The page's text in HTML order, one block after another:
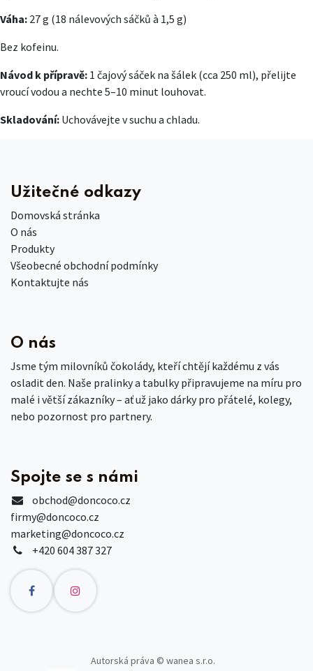
Váha: 27 g (18 nálevových sáčků à 1,5 g)
Bez kofeinu.
Návod k přípravě: 1 čajový sáček na šálek (cca 250 ml), přelijte
vroucí vodou a nechte 5–10 minut louhovat.
Skladování: Uchovávejte v suchu a chladu.
Užitečné odkazy
Domovská stránka
O nás
Produkty
Všeobecné obchodní podmínky
Kontaktujte nás
O nás
Jsme tým milovníků čokolády, kteří chtějí každému z vás
osladit den. Naše pralinky a tabulky připravujeme na míru pro
malé i větší zákazníky – ať už jako dárky pro přátelé, kolegy,
nebo pozornost pro partnery.
Spojte se s námi
obchod@doncoco.cz
firmy@doncoco.cz
marketing@doncoco.cz
+420 604 387 327
Autorská práva © wanea s.r.o.